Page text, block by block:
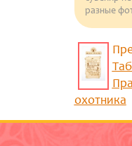
разные
охотника